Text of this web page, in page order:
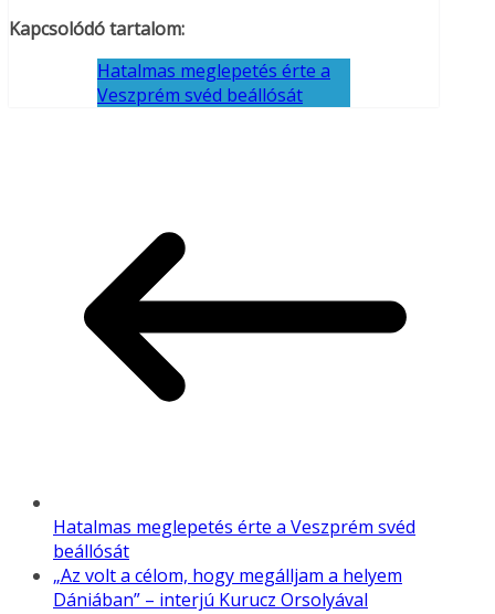
Kapcsolódó tartalom:
Hatalmas meglepetés érte a
Veszprém svéd beállósát
Hatalmas meglepetés érte a Veszprém svéd
beállósát
„Az volt a célom, hogy megálljam a helyem
Dániában” – interjú Kurucz Orsolyával